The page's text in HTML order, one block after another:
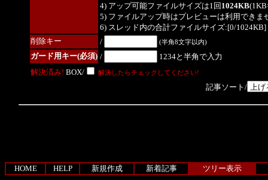
4) アップ可能ファイルサイズは1回 1024KB
5) ファイルアップ時はプレビューは利用できま
6) スレッド内の合計ファイルサイズ:[0/1024KB]
削除キー
/ (半角8文字以内)
ガード用キー(必須) /
1234と半角で入力
解決済み! BOX/ 解決したらチェックしてください!
記事ソート/
HOME HELP 新規作成 新着記事 ツリー表示